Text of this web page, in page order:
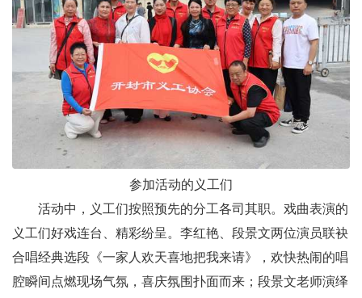
参加活动的义工们
活动中，义工们按照预先的分工各司其职。戏曲表演的
义工们好戏连台、精彩纷呈。李红艳、段景文两位演员联袂
合唱经典选段《一家人欢天喜地把我来请》，欢快热闹的唱
腔瞬间点燃现场气氛，喜庆氛围扑面而来；段景文老师演绎